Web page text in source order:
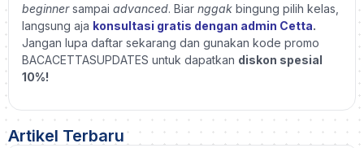
beginnersampai advanced. Biar nggak bingung pilih kelas,
langsung aja konsultasi gratis dengan admin Cetta.
Jangan lupa daftar sekarang dan gunakan kode promo
BACACETTASUPDATES untuk dapatkan diskon spesial
10%!
Artikel Terbaru